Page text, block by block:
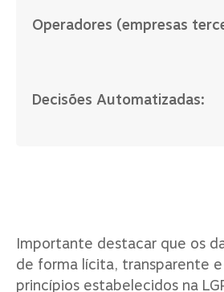
Operadores (empresas
Decisões Automatizadas:
Importante destacar que os
de forma lícita, transparente
princípios estabelecidos na